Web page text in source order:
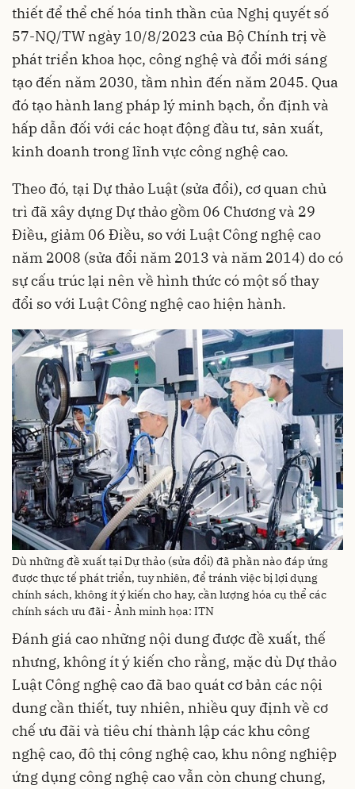
thiết để thể chế hóa tinh thần của Nghị quyết số
57-NQ/TW ngày 10/8/2023 của Bộ Chính trị về
phát triển khoa học, công nghệ và đổi mới sáng
tạo đến năm 2030, tầm nhìn đến năm 2045. Qua
đó tạo hành lang pháp lý minh bạch, ổn định và
hấp dẫn đối với các hoạt động đầu tư, sản xuất,
kinh doanh trong lĩnh vực công nghệ cao.
Theo đó, tại Dự thảo Luật (sửa đổi), cơ quan chủ
trì đã xây dựng Dự thảo gồm 06 Chương và 29
Điều, giảm 06 Điều, so với Luật Công nghệ cao
năm 2008 (sửa đổi năm 2013 và năm 2014) do có
sự cấu trúc lại nên về hình thức có một số thay
đổi so với Luật Công nghệ cao hiện hành.
Dù những đề xuất tại Dự thảo (sửa đổi) đã phần nào đáp ứng
được thực tế phát triển, tuy nhiên, để tránh việc bị lợi dụng
chính sách, không ít ý kiến cho hay, cần lượng hóa cụ thể các
chính sách ưu đãi - Ảnh minh họa: ITN
Đánh giá cao những nội dung được đề xuất, thế
nhưng, không ít ý kiến cho rằng, mặc dù Dự thảo
Luật Công nghệ cao đã bao quát cơ bản các nội
dung cần thiết, tuy nhiên, nhiều quy định về cơ
chế ưu đãi và tiêu chí thành lập các khu công
nghệ cao, đô thị công nghệ cao, khu nông nghiệp
ứng dụng công nghệ cao vẫn còn chung chung,